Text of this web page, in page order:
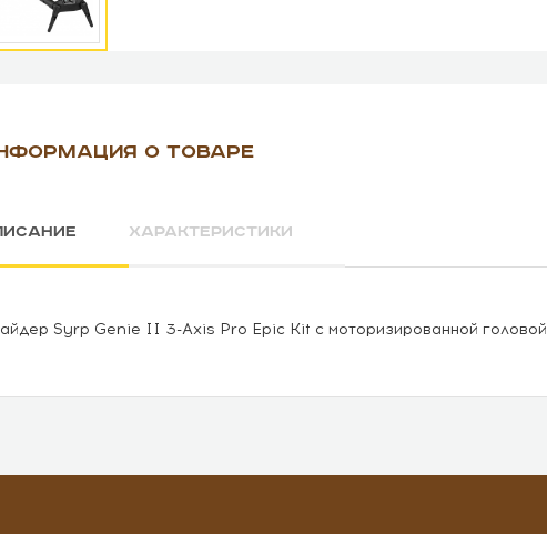
О ТОВАРЕ
ХАРАКТЕРИСТИКИ
Syrp Genie II 3-Axis Pro Epic Kit с моторизированной головой